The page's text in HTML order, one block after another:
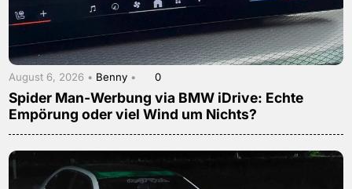
August 6, 2026 • Benny • 0
Spider Man-Werbung via BMW iDrive: Echte
Empörung oder viel Wind um Nichts?